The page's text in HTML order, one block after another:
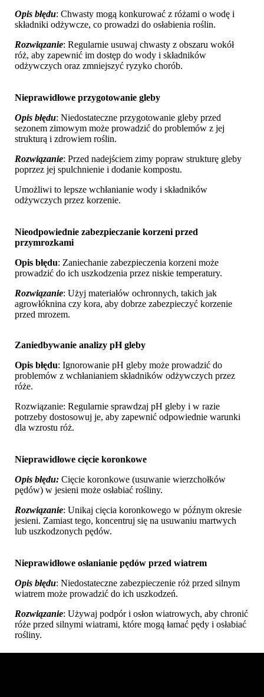
Opis błędu: Chwasty mogą konkurować z różami o wodę i
składniki odżywcze, co prowadzi do osłabienia roślin.
Rozwiązanie: Regularnie usuwaj chwasty z obszaru wokół
róż, aby zapewnić im dostęp do wody i składników
odżywczych oraz zmniejszyć ryzyko chorób.
Nieprawidłowe przygotowanie gleby
Opis błędu: Niedostateczne przygotowanie gleby przed
sezonem zimowym może prowadzić do problemów z jej
strukturą i zdrowiem roślin.
Rozwiązanie: Przed nadejściem zimy popraw strukturę gleby
poprzez jej spulchnienie i dodanie kompostu.
Umożliwi to lepsze wchłanianie wody i składników
odżywczych przez korzenie.
Nieodpowiednie zabezpieczanie korzeni przed
przymrozkami
Opis błędu: Zaniechanie zabezpieczenia korzeni może
prowadzić do ich uszkodzenia przez niskie temperatury.
Rozwiązanie: Użyj materiałów ochronnych, takich jak
agrowłóknina czy kora, aby dobrze zabezpieczyć korzenie
przed mrozem.
Zaniedbywanie analizy pH gleby
Opis błędu: Ignorowanie pH gleby może prowadzić do
problemów z wchłanianiem składników odżywczych przez
róże.
Rozwiązanie: Regularnie sprawdzaj pH gleby i w razie
potrzeby dostosowuj je, aby zapewnić odpowiednie warunki
dla wzrostu róż.
Nieprawidłowe cięcie koronkowe
Opis błędu: Cięcie koronkowe (usuwanie wierzchołków
pędów) w jesieni może osłabiać rośliny.
Rozwiązanie: Unikaj cięcia koronkowego w późnym okresie
jesieni. Zamiast tego, koncentruj się na usuwaniu martwych
lub uszkodzonych pędów.
Nieprawidłowe osłanianie pędów przed wiatrem
Opis błędu: Niedostateczne zabezpieczenie róż przed silnym
wiatrem może prowadzić do ich uszkodzeń.
Rozwiązanie: Używaj podpór i osłon wiatrowych, aby chronić
róże przed silnymi wiatrami, które mogą łamać pędy i osłabiać
rośliny.